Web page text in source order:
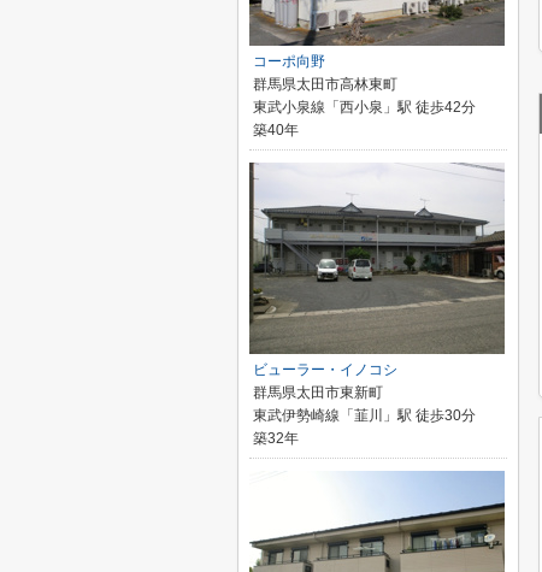
コーポ向野
群馬県太田市高林東町
東武小泉線「西小泉」駅 徒歩42分
築40年
ビューラー・イノコシ
群馬県太田市東新町
東武伊勢崎線「韮川」駅 徒歩30分
築32年